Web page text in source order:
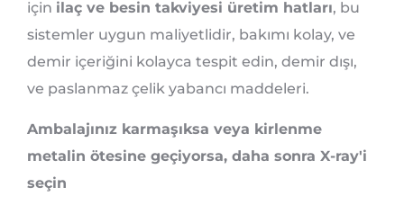
için ilaç ve besin takviyesi üretim hatları, bu
sistemler uygun maliyetlidir, bakımı kolay, ve
demir içeriğini kolayca tespit edin, demir dışı,
ve paslanmaz çelik yabancı maddeleri.
Ambalajınız karmaşıksa veya kirlenme
metalin ötesine geçiyorsa, daha sonra X-ray'i
seçin